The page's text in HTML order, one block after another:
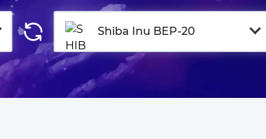
Shiba Inu BEP-20